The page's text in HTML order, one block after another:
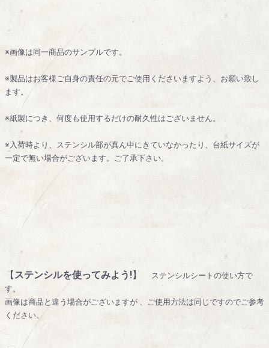
※画像は同一商品のサンプルです。
※製品はお客様ご自身の責任の元でご使用くださいますよう、お願い致し
ます。
※紙製につき、何度も使用するだけの耐久性はございません。
※入荷時より、ステンシル部が真ん中にきていなかったり、台紙サイズが
一定で無い場合がございます。ご了承下さい。
【ステンシルを使ってみよう!】
ステンシルシートの使い方で
す。
画像は商品と違う場合がございますが 、ご使用方法は同じですのでご参考
ください。